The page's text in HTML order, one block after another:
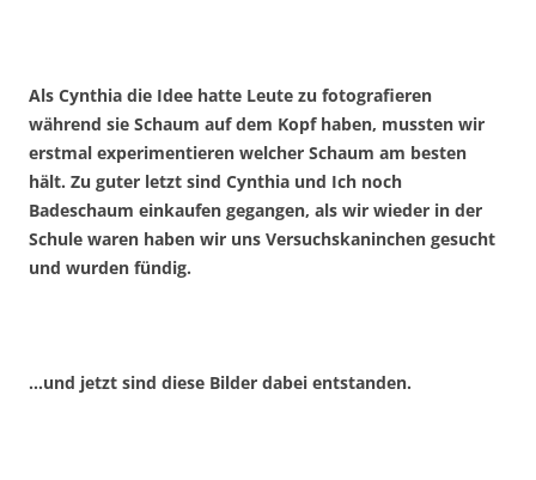
Als Cynthia die Idee hatte Leute zu fotografieren
während sie Schaum auf dem Kopf haben, mussten wir
erstmal experimentieren welcher Schaum am besten
hält. Zu guter letzt sind Cynthia und Ich noch
Badeschaum einkaufen gegangen, als wir wieder in der
Schule waren haben wir uns Versuchskaninchen gesucht
und wurden fündig.
…und jetzt sind diese Bilder dabei entstanden.